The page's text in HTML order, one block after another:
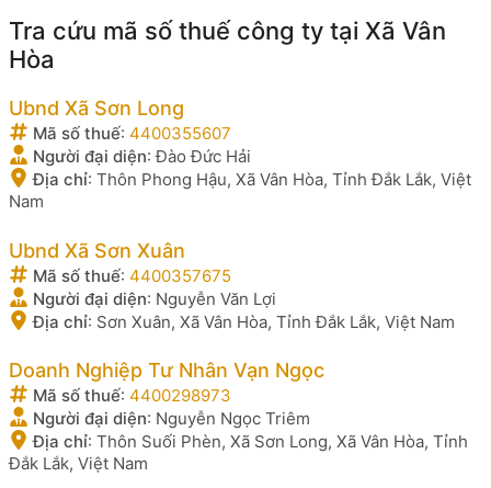
Tra cứu mã số thuế công ty tại Xã Vân
Hòa
Ubnd Xã Sơn Long
Mã số thuế: 4400355607
Người đại diện:Đào Đức Hải
Địa chỉ: Thôn Phong Hậu, Xã Vân Hòa, Tỉnh Đắk Lắk, Việt
Nam
Ubnd Xã Sơn Xuân
Mã số thuế: 4400357675
Người đại diện: Nguyễn Văn Lợi
Địa chỉ: Sơn Xuân, Xã Vân Hòa, Tỉnh Đắk Lắk, Việt Nam
Doanh Nghiệp Tư Nhân Vạn Ngọc
Mã số thuế: 4400298973
Người đại diện: Nguyễn Ngọc Triêm
Địa chỉ: Thôn Suối Phèn, Xã Sơn Long, Xã Vân Hòa, Tỉnh
Đắk Lắk, Việt Nam